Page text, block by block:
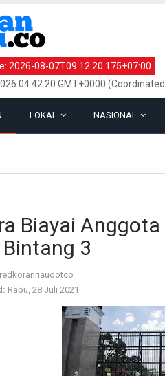
2026-08-07T09:12:20.175+07:00
04:42:20 GMT+0000
LOKAL NASIONAL
Biayai
3
redkoranriaudotco
Rabu, 28 Juli 2021